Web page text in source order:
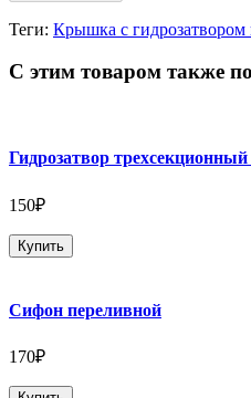
Теги: Крышка с гидрозатвором
С этим товаром также
Гидрозатвор
150₽
Купить
Сифон переливной
170₽